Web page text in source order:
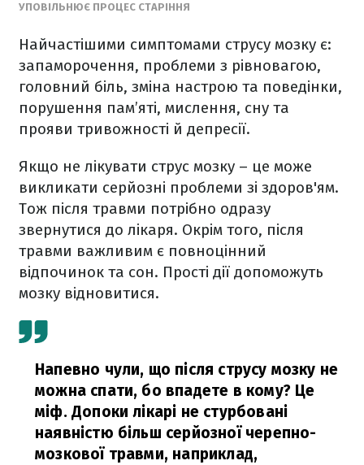
УПОВІЛЬНЮЄ ПРОЦЕС СТАРІННЯ
Найчастішими симптомами струсу мозку є:
запаморочення, проблеми з рівновагою,
головний біль, зміна настрою та поведінки,
порушення пам’яті, мислення, сну та
прояви тривожності й депресії.
Якщо не лікувати струс мозку – це може
викликати серйозні проблеми зі здоров'ям.
Тож після травми потрібно одразу
звернутися до лікаря. Окрім того, після
травми важливим є повноцінний
відпочинок та сон. Прості дії допоможуть
мозку відновитися.
Напевно чули, що після струсу мозку не
можна спати, бо впадете в кому? Це
міф. Допоки лікарі не стурбовані
наявністю більш серйозної черепно-
мозкової травми, наприклад,